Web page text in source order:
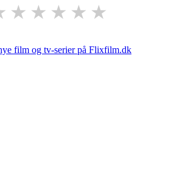
★ ★ ★ ★ ★
film og tv-serier på Flixfilm.dk